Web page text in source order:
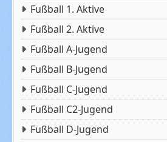
Fußball 1. Aktive
Fußball 2. Aktive
Fußball A-Jugend
Fußball B-Jugend
Fußball C-Jugend
Fußball C2-Jugend
Fußball D-Jugend